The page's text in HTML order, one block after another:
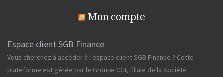
Mon compte
Espace client SGB Finance
Vous cherchez à accéder à l’espace client SGB Finance ? Cette
plateforme est gérée par le Groupe CGI, filiale de la Société